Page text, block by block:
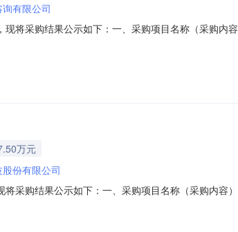
有限公司
将采购结果公示如下：一、采购项目名称（采购内
软件科技有限公司,广东中建普联科技股份有限公司
万元
份有限公司
采购结果公示如下：一、采购项目名称（采购内容
市分行财务会计部2025年12月16日